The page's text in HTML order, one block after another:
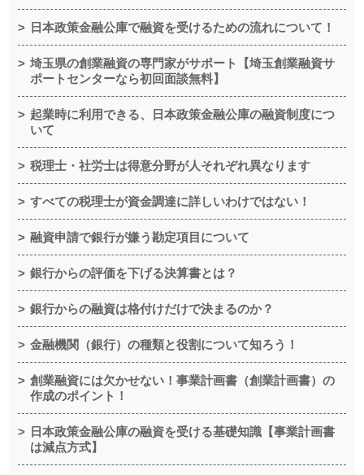
日本政策金融公庫で融資を受けるための流れについて！
埼玉県の創業融資の専門家がサポート【埼玉創業融資サ
ポートセンターなら初回面談無料】
起業時に利用できる、日本政策金融公庫の融資制度につ
いて
税理士・社労士は得意分野が人それぞれ異なります
すべての税理士が資金調達に詳しいわけではない！
融資申請で銀行が嫌う勘定項目について
銀行からの評価を下げる決算書とは？
銀行からの融資は格付けだけで決まるのか？
金融機関（銀行）の種類と役割について知ろう！
創業融資には欠かせない！事業計画書（創業計画書）の
作成のポイント！
日本政策金融公庫の融資を受ける基礎知識【事業計画書
は減点方式】